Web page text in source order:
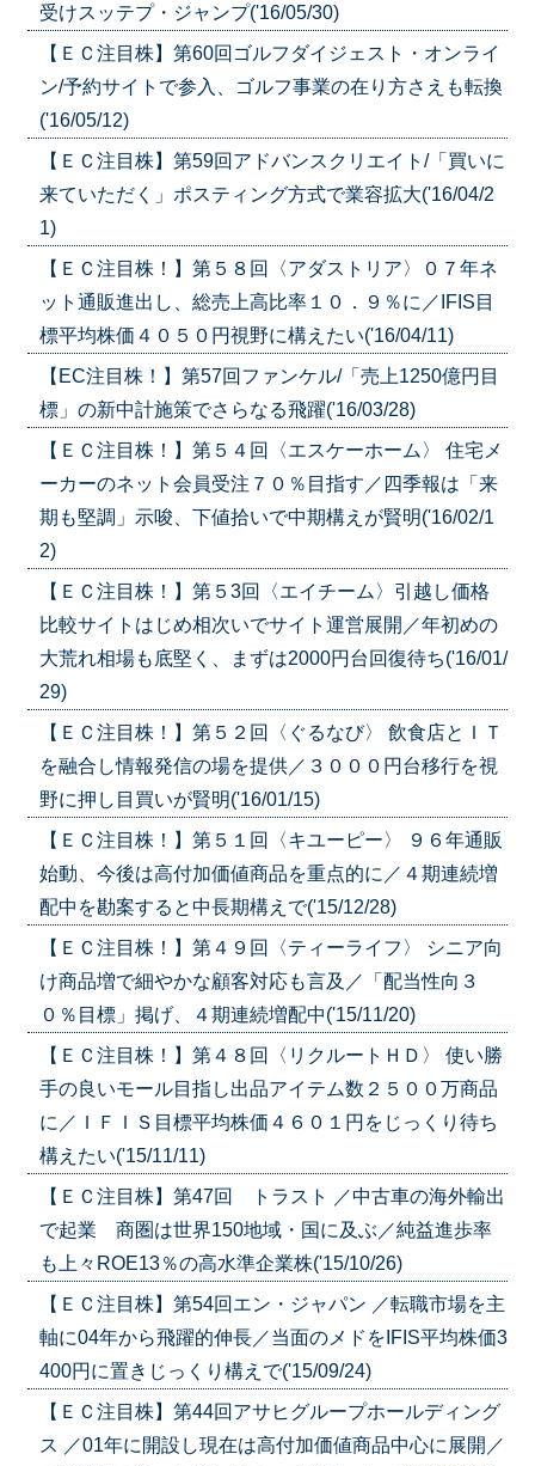
受けスッテプ・ジャンプ('16/05/30)
【ＥＣ注目株】第60回ゴルフダイジェスト・オンライ
ン/予約サイトで参入、ゴルフ事業の在り方さえも転換
('16/05/12)
【ＥＣ注目株】第59回アドバンスクリエイト/「買いに
来ていただく」ポスティング方式で業容拡大('16/04/2
1)
【ＥＣ注目株！】第５８回〈アダストリア〉０７年ネ
ット通販進出し、総売上高比率１０．９％に／IFIS目
標平均株価４０５０円視野に構えたい('16/04/11)
【EC注目株！】第57回ファンケル/「売上1250億円目
標」の新中計施策でさらなる飛躍('16/03/28)
【ＥＣ注目株！】第５４回〈エスケーホーム〉 住宅メ
ーカーのネット会員受注７０％目指す／四季報は「来
期も堅調」示唆、下値拾いで中期構えが賢明('16/02/1
2)
【ＥＣ注目株！】第５3回〈エイチーム〉引越し価格
比較サイトはじめ相次いでサイト運営展開／年初めの
大荒れ相場も底堅く、まずは2000円台回復待ち('16/01/
29)
【ＥＣ注目株！】第５２回〈ぐるなび〉 飲食店とＩＴ
を融合し情報発信の場を提供／３０００円台移行を視
野に押し目買いが賢明('16/01/15)
【ＥＣ注目株！】第５１回〈キユーピー〉 ９６年通販
始動、今後は高付加価値商品を重点的に／４期連続増
配中を勘案すると中長期構えで('15/12/28)
【ＥＣ注目株！】第４９回〈ティーライフ〉 シニア向
け商品増で細やかな顧客対応も言及／「配当性向３
０％目標」掲げ、４期連続増配中('15/11/20)
【ＥＣ注目株！】第４８回〈リクルートＨＤ〉 使い勝
手の良いモール目指し出品アイテム数２５００万商品
に／ＩＦＩＳ目標平均株価４６０１円をじっくり待ち
構えたい('15/11/11)
【ＥＣ注目株】第47回 トラスト ／中古車の海外輸出
で起業 商圏は世界150地域・国に及ぶ／純益進歩率
も上々ROE13％の高水準企業株('15/10/26)
【ＥＣ注目株】第54回エン・ジャパン ／転職市場を主
軸に04年から飛躍的伸長／当面のメドをIFIS平均株価3
400円に置きじっくり構えで('15/09/24)
【ＥＣ注目株】第44回アサヒグループホールディング
ス ／01年に開設し現在は高付加価値商品中心に展開／